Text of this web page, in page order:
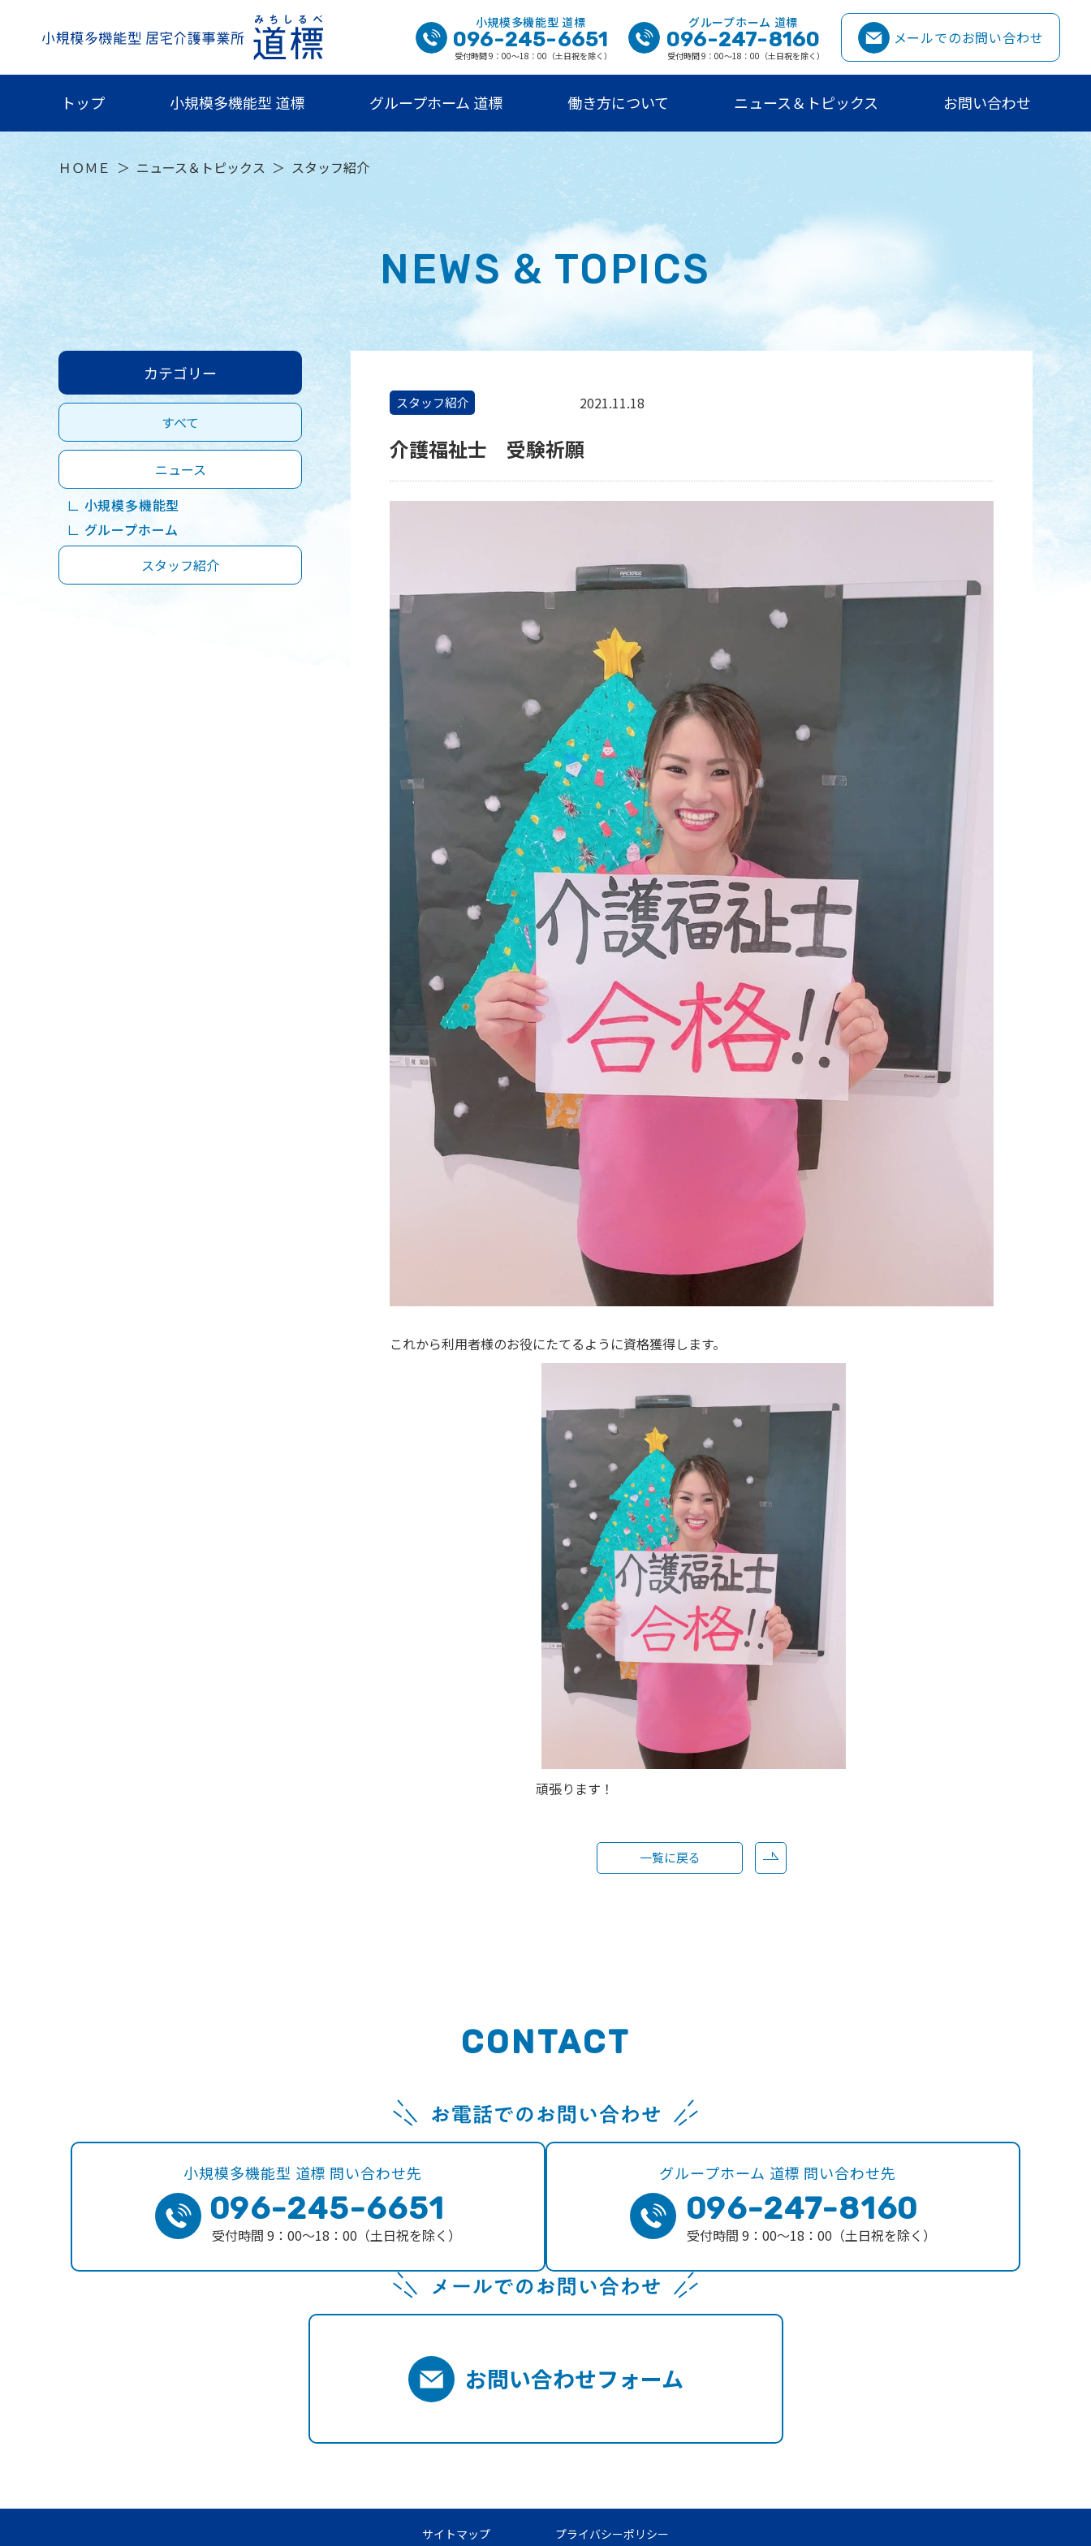
小規模多機能型 道標
096-245-6651
受付時間 9：00〜18：00（土日祝を除く）
グループホーム 道標
096-247-8160
受付時間 9：00〜18：00（土日祝を除く）
メールでのお問い合わせ
トップ 小規模多機能型 道標 グループホーム 道標 働き方について ニュース＆トピックス お問い合わせ
ＨＯＭＥ ニュース＆トピックス スタッフ紹介
NEWS & TOPICS
カテゴリー
すべて
ニュース
∟ 小規模多機能型
∟ グループホーム
スタッフ紹介
スタッフ紹介 2021.11.18
介護福祉士 受験祈願
これから利用者様のお役にたてるように資格獲得します。
頑張ります！
一覧に戻る
CONTACT
小規模多機能型 道標 問い合わせ先
096-245-6651
受付時間 9：00〜18：00（土日祝を除く）
グループホーム 道標 問い合わせ先
096-247-8160
受付時間 9：00〜18：00（土日祝を除く）
お問い合わせフォーム
サイトマップ プライバシーポリシー